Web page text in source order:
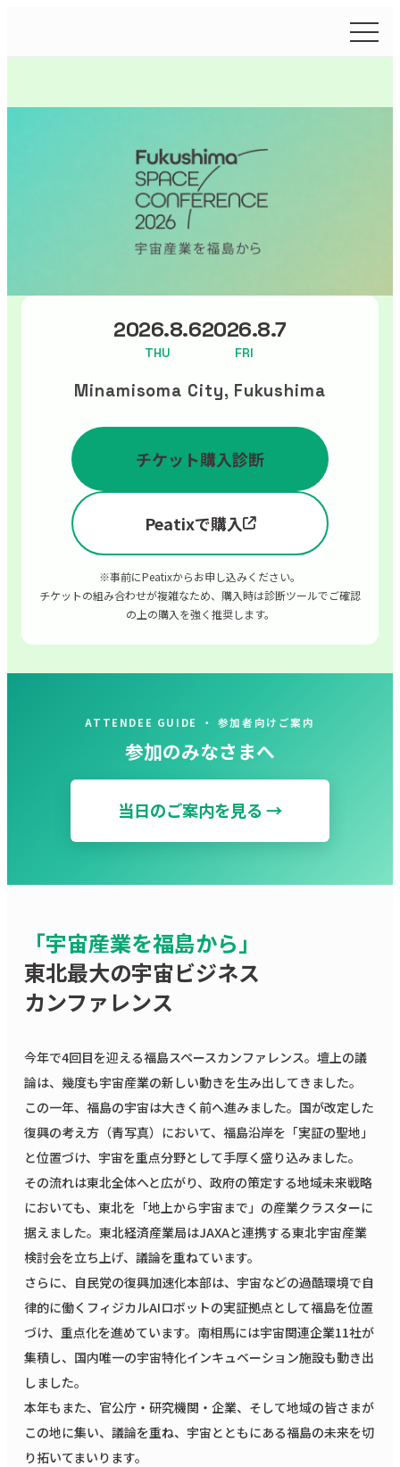
2026.8.6
THU
2026.8.7
FRI
Minamisoma City, Fukushima
チケット購入診断
Peatixで購入
※事前にPeatixからお申し込みください。
チケットの組み合わせが複雑なため、購入時は診断ツールでご確認
の上の購入を強く推奨します。
ATTENDEE GUIDE ・ 参加者向けご案内
参加のみなさまへ
当日のご案内を見る →
「宇宙産業を福島から」
東北最大の宇宙ビジネス
カンファレンス
今年で4回目を迎える福島スペースカンファレンス。壇上の議
論は、幾度も宇宙産業の新しい動きを生み出してきました。
この一年、福島の宇宙は大きく前へ進みました。国が改定した
復興の考え方（青写真）において、福島沿岸を「実証の聖地」
と位置づけ、宇宙を重点分野として手厚く盛り込みました。
その流れは東北全体へと広がり、政府の策定する地域未来戦略
においても、東北を「地上から宇宙まで」の産業クラスターに
据えました。東北経済産業局はJAXAと連携する東北宇宙産業
検討会を立ち上げ、議論を重ねています。
さらに、自民党の復興加速化本部は、宇宙などの過酷環境で自
律的に働くフィジカルAIロボットの実証拠点として福島を位置
づけ、重点化を進めています。南相馬には宇宙関連企業11社が
集積し、国内唯一の宇宙特化インキュベーション施設も動き出
しました。
本年もまた、官公庁・研究機関・企業、そして地域の皆さまが
この地に集い、議論を重ね、宇宙とともにある福島の未来を切
り拓いてまいります。